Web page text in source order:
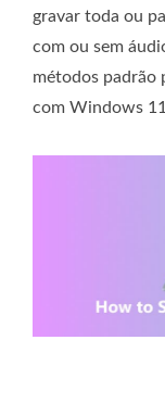
gravar toda ou
com ou sem
métodos padrão
com Windows